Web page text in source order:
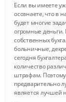
Если вы имеете
осознаете, что в
будет многие
огромные деньги.
собственных
больничные,
сегодня
количество
штрафам. Поэтому
предварительно
является лучшей